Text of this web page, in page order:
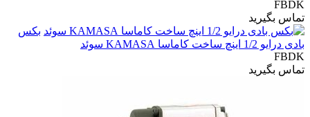
FBDK
تماس بگیرید
بکس
بادی درایو 1/2 اینچ ساخت کاماسا KAMASA سوئد
FBDK
تماس بگیرید